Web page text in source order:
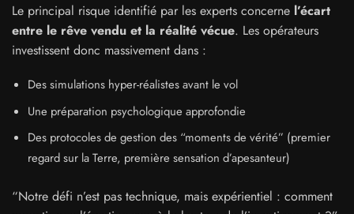
Le principal risque identifié par les experts concerne l’écart
entre le rêve vendu et la réalité vécue. Les opérateurs
investissent donc massivement dans :
Des simulations hyper-réalistes avant le vol
Une préparation psychologique approfondie
Des protocoles de gestion des “moments de vérité” (premier
regard sur la Terre, première sensation d’apesanteur)
“Notre défi n’est pas technique, mais expérientiel : comment